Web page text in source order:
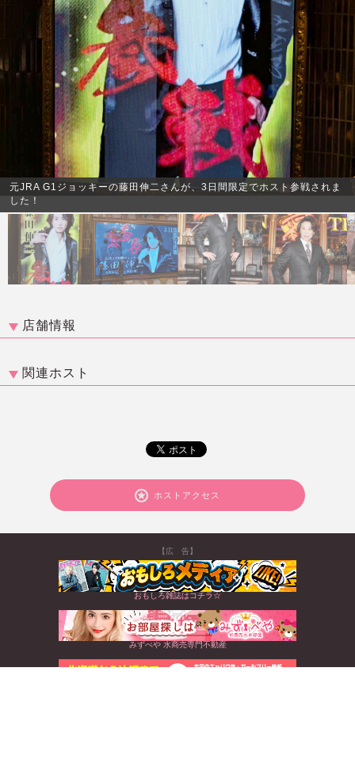
元JRA G1ジョッキーの藤田伸二さんが、3日間限定でホスト参戦されま
した！
店舗情報
関連ホスト
ホストアクセス
【広 告】
おもしろ雑誌はコチラ☆
みずべや 水商売専門不動産